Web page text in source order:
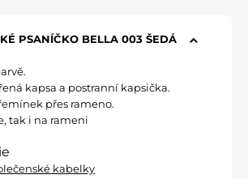
PSANÍČKO BELLA 003 ŠEDÁ
kapsa a postranní kapsička.
přes rameno.
tak i na rameni
kabelky